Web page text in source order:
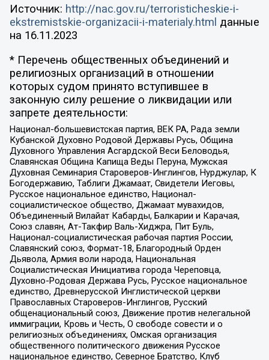
Источник: http://nac.gov.ru/terroristicheskie-i-
ekstremistskie-organizacii-i-materialy.html данные
на 16.11.2023
* Перечень общественных объединений и
религиозных организаций в отношении
которых судом принято вступившее в
законную силу решение о ликвидации или
запрете деятельности:
Национал-большевистская партия, ВЕК РА, Рада земли
Кубанской Духовно Родовой Державы Русь, Община
Духовного Управления Асгардской Веси Беловодья,
Славянская Община Капища Веды Перуна, Мужская
Духовная Семинария Староверов-Инглингов, Нурджулар, К
Богодержавию, Таблиги Джамаат, Свидетели Иеговы,
Русское национальное единство, Национал-
социалистическое общество, Джамаат мувахидов,
Объединенный Вилайат Кабарды, Балкарии и Карачая,
Союз славян, Ат-Такфир Валь-Хиджра, Пит Буль,
Национал-социалистическая рабочая партия России,
Славянский союз, Формат-18, Благородный Орден
Дьявола, Армия воли народа, Национальная
Социалистическая Инициатива города Череповца,
Духовно-Родовая Держава Русь, Русское национальное
единство, Древнерусской Инглистической церкви
Православных Староверов-Инглингов, Русский
общенациональный союз, Движение против нелегальной
иммиграции, Кровь и Честь, О свободе совести и о
религиозных объединениях, Омская организация
общественного политического движения Русское
национальное единство, Северное Братство, Клуб